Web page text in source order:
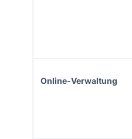
Online-Verwaltung